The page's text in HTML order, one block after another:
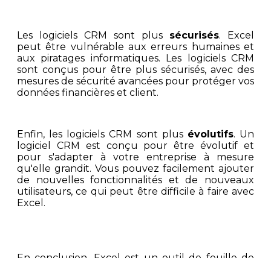
Les logiciels CRM sont plus sécurisés. Excel
peut être vulnérable aux erreurs humaines et
aux piratages informatiques. Les logiciels CRM
sont conçus pour être plus sécurisés, avec des
mesures de sécurité avancées pour protéger vos
données financières et client.
Enfin, les logiciels CRM sont plus évolutifs. Un
logiciel CRM est conçu pour être évolutif et
pour s'adapter à votre entreprise à mesure
qu'elle grandit. Vous pouvez facilement ajouter
de nouvelles fonctionnalités et de nouveaux
utilisateurs, ce qui peut être difficile à faire avec
Excel.